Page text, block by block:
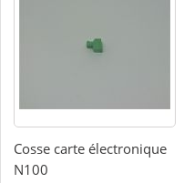
Cosse carte électronique
N100